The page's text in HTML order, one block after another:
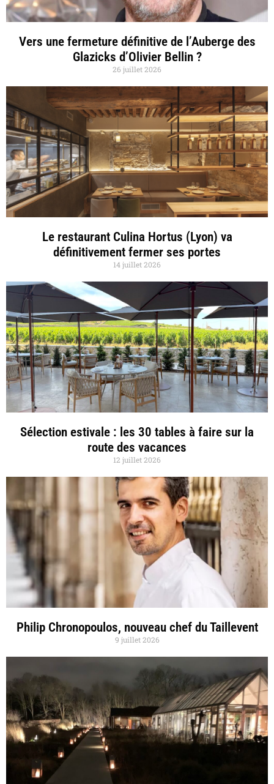
Vers une fermeture définitive de l’Auberge des
Glazicks d’Olivier Bellin ?
26 juillet 2026
Le restaurant Culina Hortus (Lyon) va
définitivement fermer ses portes
14 juillet 2026
Sélection estivale : les 30 tables à faire sur la
route des vacances
12 juillet 2026
Philip Chronopoulos, nouveau chef du Taillevent
9 juillet 2026